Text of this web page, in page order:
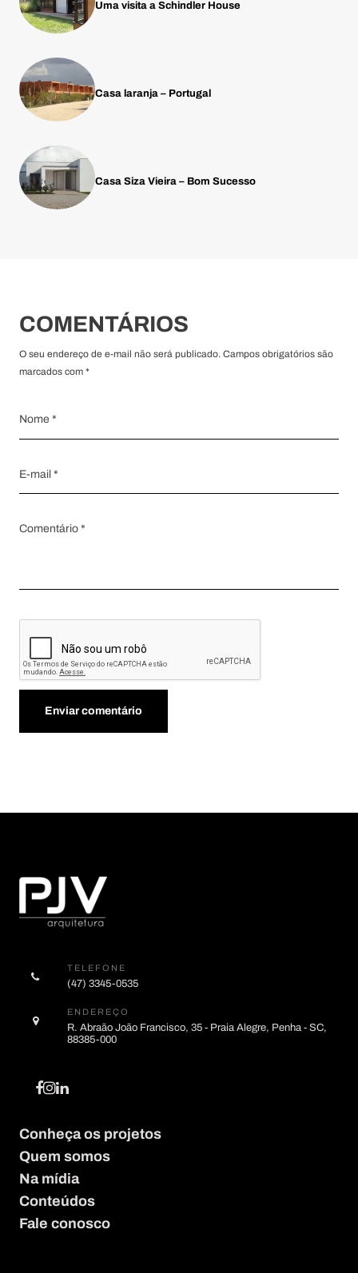
Uma visita a Schindler House
Casa laranja – Portugal
Casa Siza Vieira – Bom Sucesso
COMENTÁRIOS
O seu endereço de e-mail não será publicado. Campos obrigatórios são
marcados com *
TELEFONE
(47) 3345-0535
ENDEREÇO
R. Abraão João Francisco, 35 - Praia Alegre, Penha - SC,
88385-000
Conheça os projetos
Quem somos
Na mídia
Conteúdos
Fale conosco